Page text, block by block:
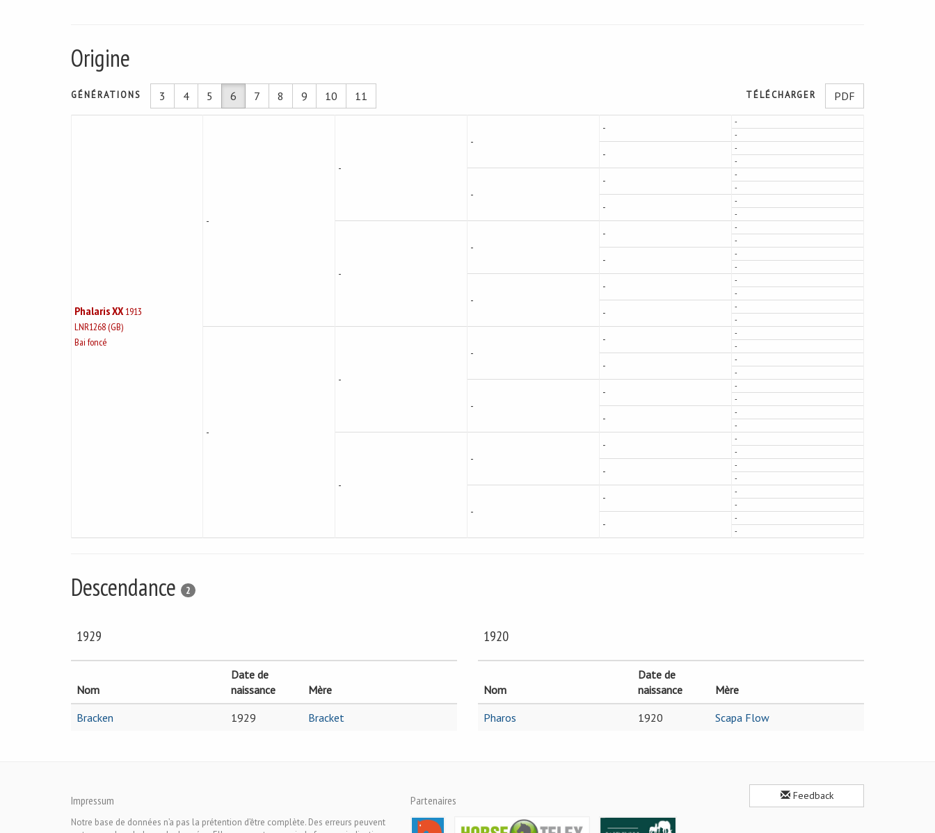
Origine
GÉNÉRATIONS 3 4 5 6 7 8 9 10 11 TÉLÉCHARGER PDF
Phalaris XX 1913
LNR1268 (GB)
Bai foncé
-
-
-
-
-
-
-
-
-
-
-
-
-
-
-
-
-
-
-
-
-
-
-
-
-
-
-
-
-
-
-
-
-
-
-
-
-
-
-
-
-
-
-
-
-
-
-
-
-
-
-
-
-
-
-
-
-
-
-
-
-
-
Descendance 2
1929
Nom
Date de
naissance
Mère
Bracken
1929 Bracket
1920
Nom
Date de
naissance
Mère
Pharos
1920 Scapa Flow
Impressum
Notre base de données n’a pas la prétention d’être complète. Des erreurs peuvent
Partenaires Feedback